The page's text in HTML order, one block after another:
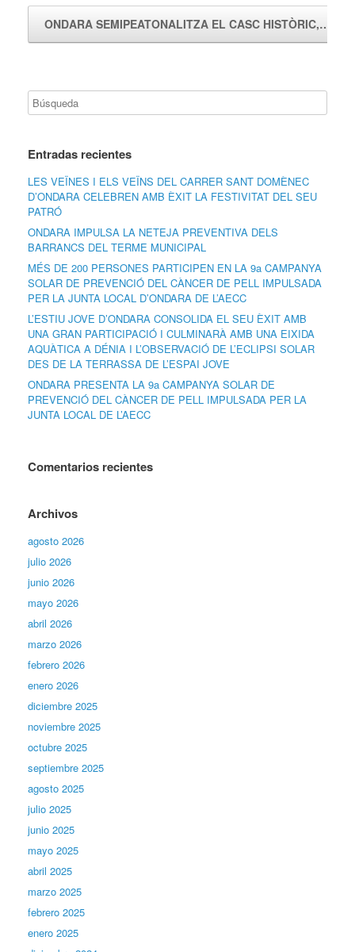
ONDARA SEMIPEATONALITZA EL CASC HISTÒRIC,…
Entradas recientes
LES VEÏNES I ELS VEÏNS DEL CARRER SANT DOMÈNEC
D’ONDARA CELEBREN AMB ÈXIT LA FESTIVITAT DEL SEU
PATRÓ
ONDARA IMPULSA LA NETEJA PREVENTIVA DELS
BARRANCS DEL TERME MUNICIPAL
MÉS DE 200 PERSONES PARTICIPEN EN LA 9a CAMPANYA
SOLAR DE PREVENCIÓ DEL CÀNCER DE PELL IMPULSADA
PER LA JUNTA LOCAL D’ONDARA DE L’AECC
L’ESTIU JOVE D’ONDARA CONSOLIDA EL SEU ÈXIT AMB
UNA GRAN PARTICIPACIÓ I CULMINARÀ AMB UNA EIXIDA
AQUÀTICA A DÉNIA I L’OBSERVACIÓ DE L’ECLIPSI SOLAR
DES DE LA TERRASSA DE L’ESPAI JOVE
ONDARA PRESENTA LA 9a CAMPANYA SOLAR DE
PREVENCIÓ DEL CÀNCER DE PELL IMPULSADA PER LA
JUNTA LOCAL DE L’AECC
Comentarios recientes
Archivos
agosto 2026
julio 2026
junio 2026
mayo 2026
abril 2026
marzo 2026
febrero 2026
enero 2026
diciembre 2025
noviembre 2025
octubre 2025
septiembre 2025
agosto 2025
julio 2025
junio 2025
mayo 2025
abril 2025
marzo 2025
febrero 2025
enero 2025